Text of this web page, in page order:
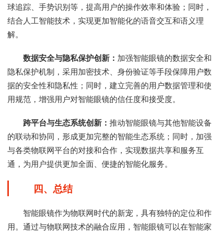
球追踪、手势识别等，提高用户的操作效率和体验；同时，
结合人工智能技术，实现更加智能化的语音交互和语义理
解。
数据安全与隐私保护创新： 加强智能眼镜的数据安全和
隐私保护机制，采用加密技术、身份验证等手段保障用户数
据的安全性和隐私性；同时，建立完善的用户数据管理和使
用规范，增强用户对智能眼镜的信任度和接受度。
跨平台与生态系统创新： 推动智能眼镜与其他智能设备
的联动和协同，形成更加完整的智能生态系统；同时，加强
与各类物联网平台的对接和合作，实现数据共享和服务互
通，为用户提供更加全面、便捷的智能化服务。
四、总结
智能眼镜作为物联网时代的新宠，具有独特的定位和作
用。通过与物联网技术的融合应用，智能眼镜可以在智能家